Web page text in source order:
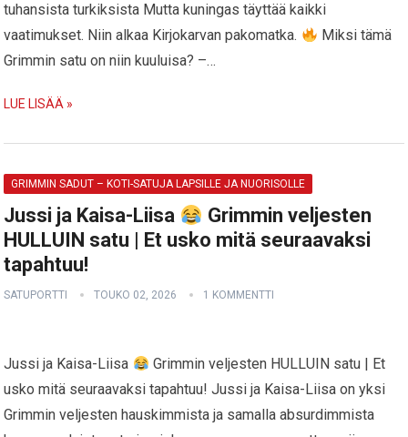
tuhansista turkiksista Mutta kuningas täyttää kaikki
vaatimukset. Niin alkaa Kirjokarvan pakomatka.
Miksi tämä
Grimmin satu on niin kuuluisa? –…
LUE LISÄÄ »
GRIMMIN SADUT – KOTI-SATUJA LAPSILLE JA NUORISOLLE
Jussi ja Kaisa-Liisa
Grimmin veljesten
HULLUIN satu | Et usko mitä seuraavaksi
tapahtuu!
SATUPORTTI TOUKO 02, 2026 1 KOMMENTTI
Jussi ja Kaisa-Liisa
Grimmin veljesten HULLUIN satu | Et
usko mitä seuraavaksi tapahtuu! Jussi ja Kaisa-Liisa on yksi
Grimmin veljesten hauskimmista ja samalla absurdimmista